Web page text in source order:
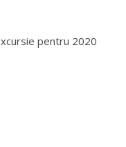
pentru 2020